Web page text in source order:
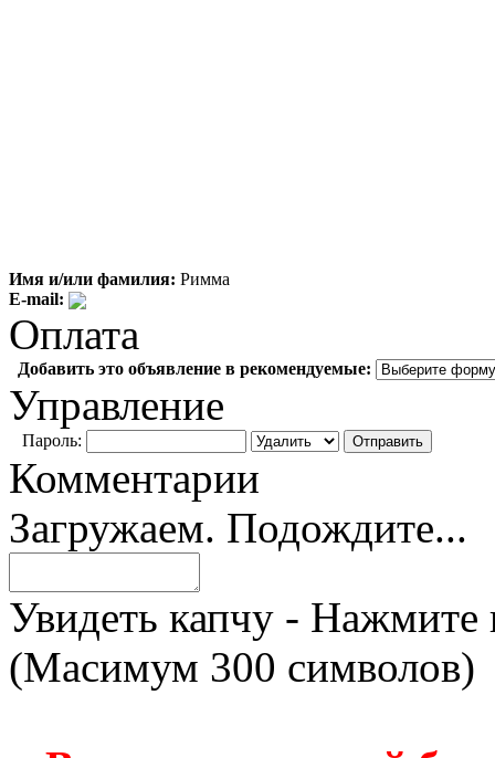
Имя и/или фамилия: Римма
E-mail:
Оплата
Добавить это объявление в рекомендуемые:
Управление
Пароль:
Комментарии
Загружаем. Подождите...
Увидеть капчу - Нажмите
(Масимум 300 символов)